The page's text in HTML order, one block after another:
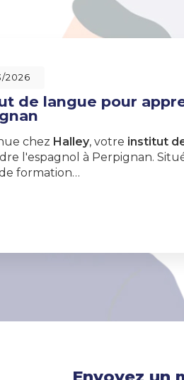
2026
de langue pour
chez Halley, votre institut
l'espagnol à Perpignan.
formation…